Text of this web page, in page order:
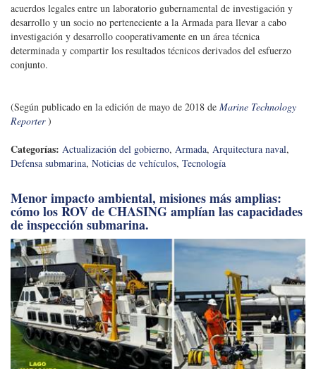
Reporter )
Categorías: Actualización del gobierno,Armada, Arquitectura naval
Defensa submarina,Noticias de vehículos,Tecnología
de inspección submarina.
Proliferan los buques no tripulados en el
"Espectáculo de la Armada Híbrida" de hoy.